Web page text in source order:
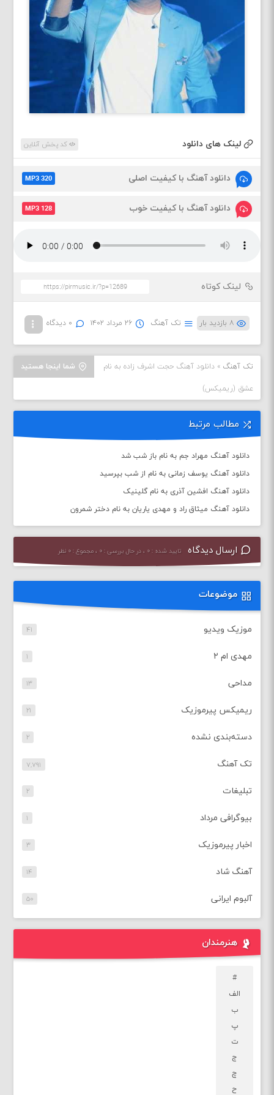
لینک های دانلود کد پخش آنلاین
دانلود آهنگ با کیفیت اصلی MP3 320
دانلود آهنگ با کیفیت خوب MP3 128
لینک کوتاه
۸ بازدید بار تک آهنگ ۲۶ مرداد ۱۴۰۲ ۰ دیدگاه
شما اینجا هستید تک آهنگ »دانلود آهنگ حجت اشرف زاده به نام
عشق (ریمیکس)
مطالب مرتبط
دانلود آهنگ مهراد جم به نام باز شب شد
دانلود آهنگ یوسف زمانی به نام از شب بپرسید
دانلود آهنگ افشین آذری به نام گلینیک
دانلود آهنگ میثاق راد و مهدی یاریان به نام دختر شمرون
ارسال دیدگاه تایید شده : ۰ ، در حال بررسی : ۰ ، مجموع : ۰ نظر
موضوعات
موزیک ویدیو ۴۱
مهدی ام ۲ ۱
مداحی ۱۳
ریمیکس پیرموزیک ۲۱
دسته‌بندی نشده ۲
تک آهنگ ۷,۷۹۱
تبلیغات ۲
بیوگرافی مرداد ۱
اخبار پیرموزیک ۳
آهنگ شاد ۱۴
آلبوم ایرانی ۵۰
هنرمندان
#
الف
ب
پ
ت
ج
چ
ح